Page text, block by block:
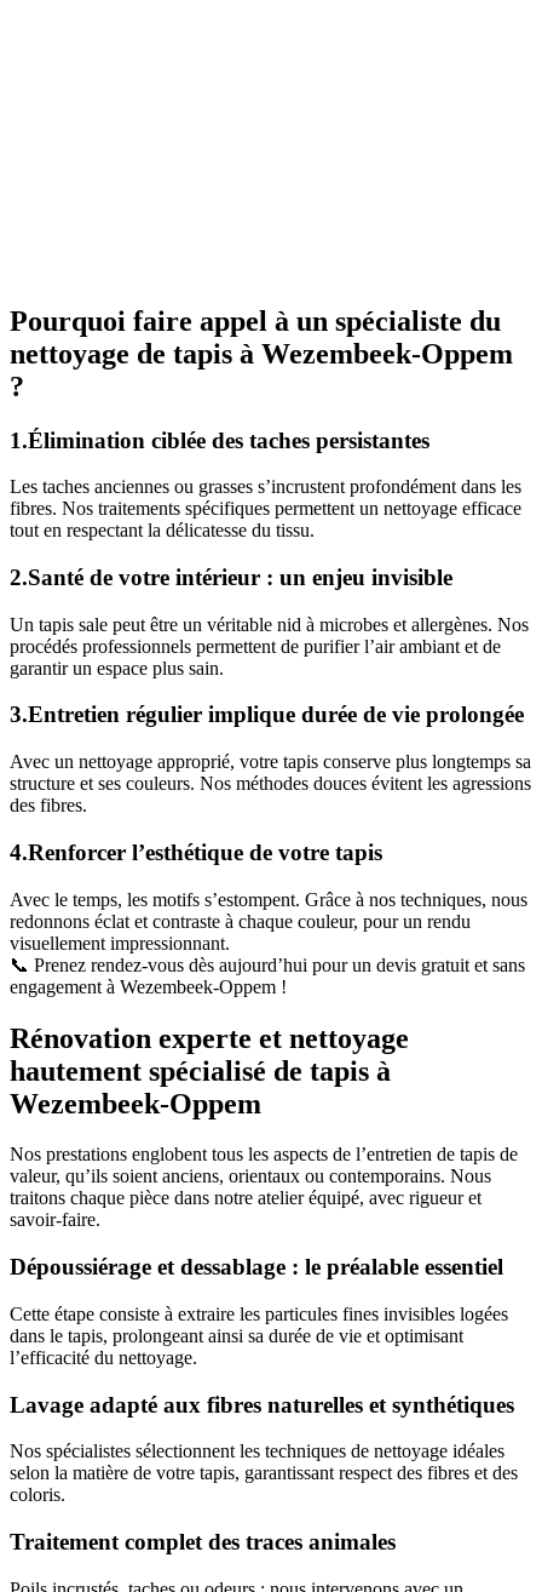
Pourquoi faire appel à un spécialiste du
nettoyage de tapis à Wezembeek-Oppem
?
1.Élimination ciblée des taches persistantes
Les taches anciennes ou grasses s’incrustent profondément dans les
fibres. Nos traitements spécifiques permettent un nettoyage efficace
tout en respectant la délicatesse du tissu.
2.Santé de votre intérieur : un enjeu invisible
Un tapis sale peut être un véritable nid à microbes et allergènes. Nos
procédés professionnels permettent de purifier l’air ambiant et de
garantir un espace plus sain.
3.Entretien régulier implique durée de vie prolongée
Avec un nettoyage approprié, votre tapis conserve plus longtemps sa
structure et ses couleurs. Nos méthodes douces évitent les agressions
des fibres.
4.Renforcer l’esthétique de votre tapis
Avec le temps, les motifs s’estompent. Grâce à nos techniques, nous
redonnons éclat et contraste à chaque couleur, pour un rendu
visuellement impressionnant.
📞 Prenez rendez-vous dès aujourd’hui pour un devis gratuit et sans
engagement à Wezembeek-Oppem !
Rénovation experte et nettoyage
hautement spécialisé de tapis à
Wezembeek-Oppem
Nos prestations englobent tous les aspects de l’entretien de tapis de
valeur, qu’ils soient anciens, orientaux ou contemporains. Nous
traitons chaque pièce dans notre atelier équipé, avec rigueur et
savoir-faire.
Dépoussiérage et dessablage : le préalable essentiel
Cette étape consiste à extraire les particules fines invisibles logées
dans le tapis, prolongeant ainsi sa durée de vie et optimisant
l’efficacité du nettoyage.
Lavage adapté aux fibres naturelles et synthétiques
Nos spécialistes sélectionnent les techniques de nettoyage idéales
selon la matière de votre tapis, garantissant respect des fibres et des
coloris.
Traitement complet des traces animales